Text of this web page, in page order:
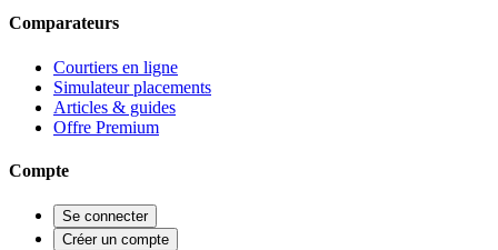
Comparateurs
Courtiers en ligne
Simulateur placements
Articles & guides
Offre Premium
Compte
Se connecter
Créer un compte